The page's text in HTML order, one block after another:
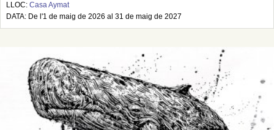
LLOC: Casa Aymat
DATA: De l'1 de maig de 2026 al 31 de maig de 2027